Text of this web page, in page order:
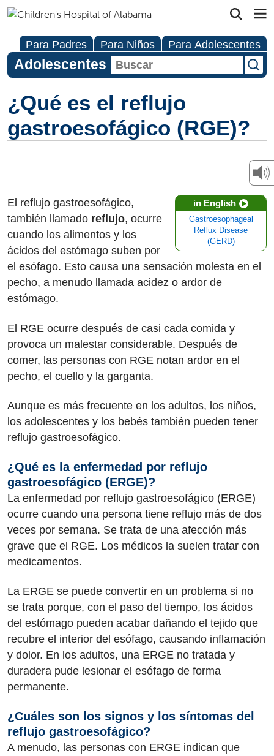
Para Padres Para Niños Para Adolescentes
Adolescentes
¿Qué es el reflujo
gastroesofágico (RGE)?
in English
Gastroesophageal
Reflux Disease
(GERD)
El reflujo gastroesofágico,
también llamado reflujo, ocurre
cuando los alimentos y los
ácidos del estómago suben por
el esófago. Esto causa una sensación molesta en el
pecho, a menudo llamada acidez o ardor de
estómago.
El RGE ocurre después de casi cada comida y
provoca un malestar considerable. Después de
comer, las personas con RGE notan ardor en el
pecho, el cuello y la garganta.
Aunque es más frecuente en los adultos, los niños,
los adolescentes y los bebés también pueden tener
reflujo gastroesofágico.
¿Qué es la enfermedad por reflujo
gastroesofágico (ERGE)?
La enfermedad por reflujo gastroesofágico (ERGE)
ocurre cuando una persona tiene reflujo más de dos
veces por semana. Se trata de una afección más
grave que el RGE. Los médicos la suelen tratar con
medicamentos.
La ERGE se puede convertir en un problema si no
se trata porque, con el paso del tiempo, los ácidos
del estómago pueden acabar dañando el tejido que
recubre el interior del esófago, causando inflamación
y dolor. En los adultos, una ERGE no tratada y
duradera pude lesionar el esófago de forma
permanente.
¿Cuáles son los signos y los síntomas del
reflujo gastroesofágico?
A menudo, las personas con ERGE indican que